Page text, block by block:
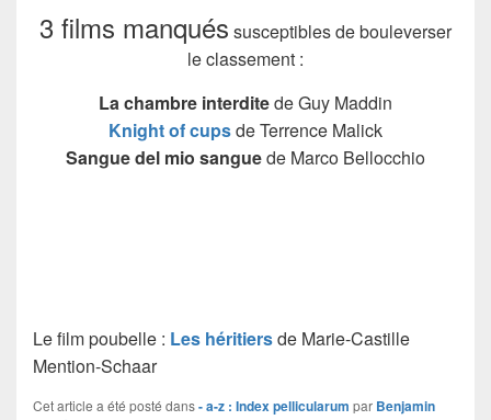
3 films manqués susceptibles de bouleverser
le classement :
La chambre interditede Guy Maddin
Knight of cupsde Terrence Malick
Sangue del mio sanguede Marco Bellocchio
Le film poubelle : Les héritiersde Marie-Castille
Mention-Schaar
Cet article a été posté dans- a-z : Index pellicularum par Benjamin